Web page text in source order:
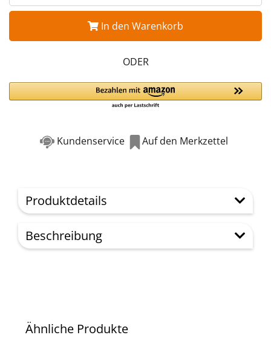
In den Warenkorb
ODER
Kundenservice Auf den Merkzettel
Produktdetails
Beschreibung
Ähnliche Produkte